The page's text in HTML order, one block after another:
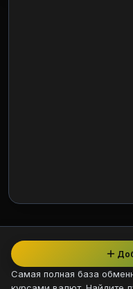
Самая полная база